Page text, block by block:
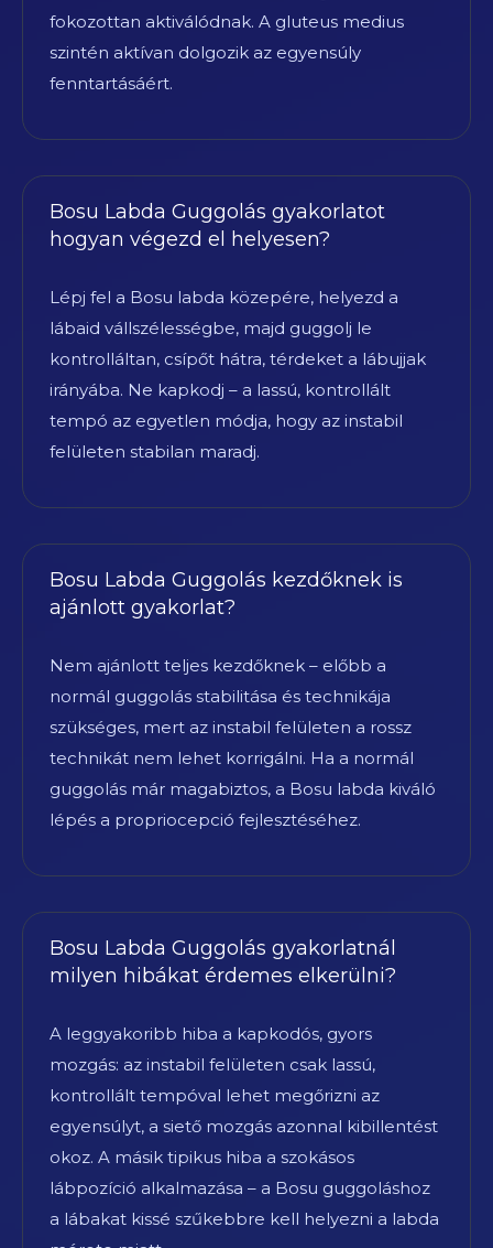
fokozottan aktiválódnak. A gluteus medius
szintén aktívan dolgozik az egyensúly
fenntartásáért.
Bosu Labda Guggolás gyakorlatot
hogyan végezd el helyesen?
Lépj fel a Bosu labda közepére, helyezd a
lábaid vállszélességbe, majd guggolj le
kontrolláltan, csípőt hátra, térdeket a lábujjak
irányába. Ne kapkodj – a lassú, kontrollált
tempó az egyetlen módja, hogy az instabil
felületen stabilan maradj.
Bosu Labda Guggolás kezdőknek is
ajánlott gyakorlat?
Nem ajánlott teljes kezdőknek – előbb a
normál guggolás stabilitása és technikája
szükséges, mert az instabil felületen a rossz
technikát nem lehet korrigálni. Ha a normál
guggolás már magabiztos, a Bosu labda kiváló
lépés a propriocepció fejlesztéséhez.
Bosu Labda Guggolás gyakorlatnál
milyen hibákat érdemes elkerülni?
A leggyakoribb hiba a kapkodós, gyors
mozgás: az instabil felületen csak lassú,
kontrollált tempóval lehet megőrizni az
egyensúlyt, a siető mozgás azonnal kibillentést
okoz. A másik tipikus hiba a szokásos
lábpozíció alkalmazása – a Bosu guggoláshoz
a lábakat kissé szűkebbre kell helyezni a labda